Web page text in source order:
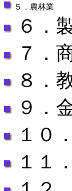
５．農林業
６．
７．
８．
９．
１０
１１